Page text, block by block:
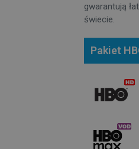
gwarantują
świecie.
Pakiet